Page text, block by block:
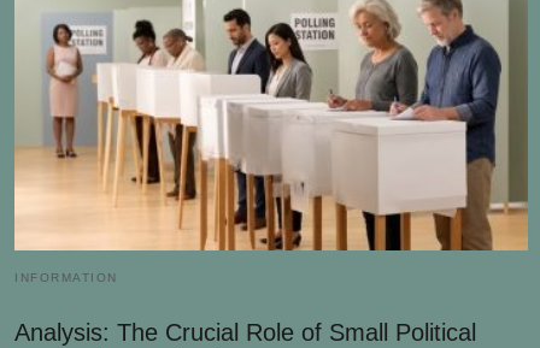
INFORMATION
Analysis: The Crucial Role of Small Political